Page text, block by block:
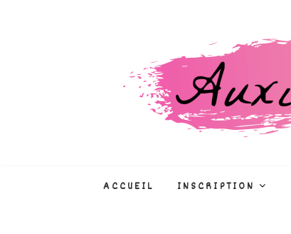
ACCUEIL INSCRIPTION